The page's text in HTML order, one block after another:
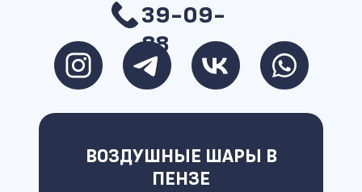
39-09-
88
ВОЗДУШНЫЕ ШАРЫ В
ПЕНЗЕ